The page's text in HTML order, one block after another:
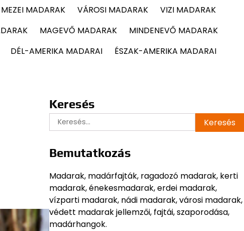
MEZEI MADARAK VÁROSI MADARAK
VIZI MADARAK
MAGEVŐ MADARAK
MINDENEVŐ MADARAK
DÉL-AMERIKA MADARAI
ÉSZAK-AMERIKA MADARAI
Keresés
Keresés:
Bemutatkozás
Madarak, madárfajták, ragadozó madarak, kerti
madarak, énekesmadarak, erdei madarak,
vízparti madarak, nádi madarak, városi madarak,
védett madarak jellemzői, fajtái, szaporodása,
madárhangok.